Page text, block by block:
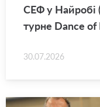
СЕФ у Най­ро­бі
турне Dance of
30.07.2026